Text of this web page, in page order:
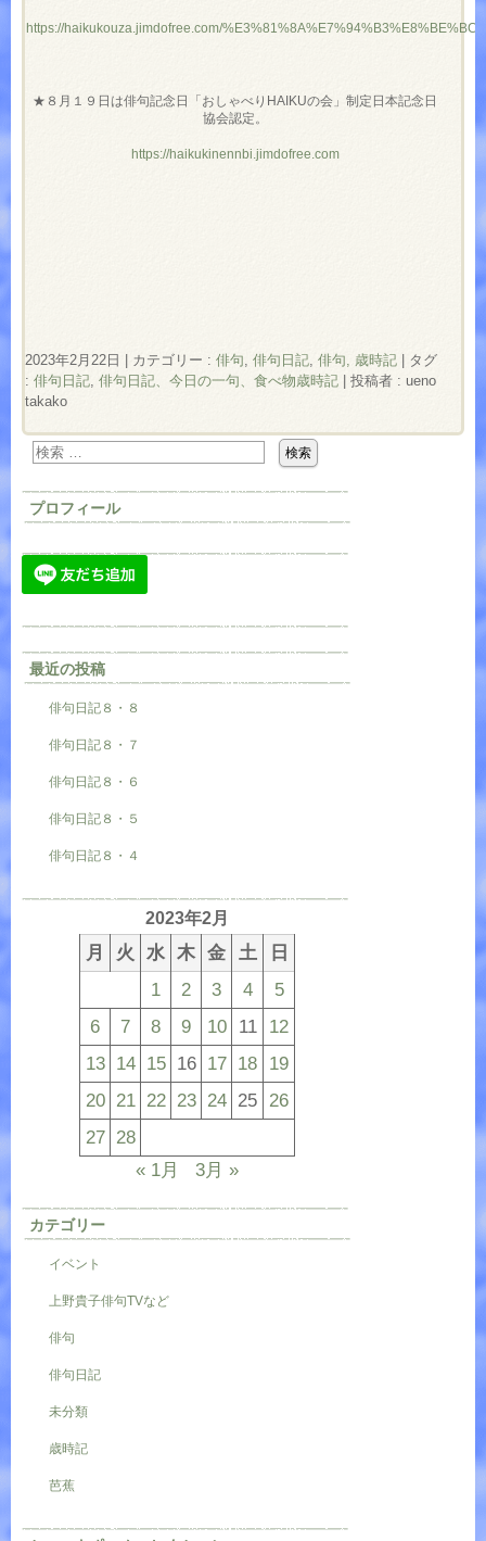
https://haikukouza.jimdofree.com/
★８月１９日は俳句記念日「おしゃべり HAIKUの会」制定日本記念日
協会認定。
https://haikukinennbi.jimdofree.com
2023年2月22日 カテゴリー : 俳句 俳句日記 俳句, 歳時記
タグ
: 俳句日記 俳句日記、今日の一句、食べ物歳時記
投稿者 : ueno
takako
プロフィール
最近の投稿
俳句日記８・８
俳句日記８・７
俳句日記８・６
俳句日記８・５
俳句日記８・４
2023年2月
月 火 水 木 金 土
日
1
2 3 4
5
6
7 8 9 10 11
12
13 14 15 16 17 18 19
20 21 22 23 24 25 26
27 28
« 1月
3月 »
カテゴリー
イベント
上野貴子俳句TVなど
俳句
俳句日記
未分類
歳時記
芭蕉